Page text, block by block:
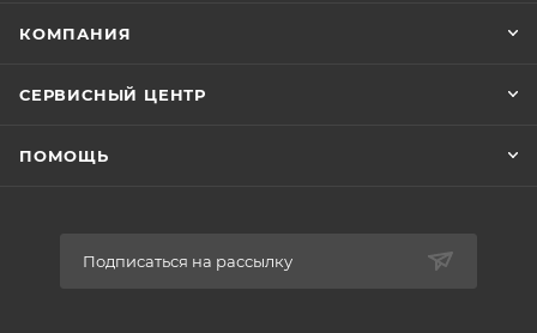
КОМПАНИЯ
СЕРВИСНЫЙ ЦЕНТР
ПОМОЩЬ
Подписаться на рассылку